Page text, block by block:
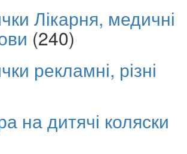
Лікарня, медичні
(240)
рекламні, різні
на дитячі коляски